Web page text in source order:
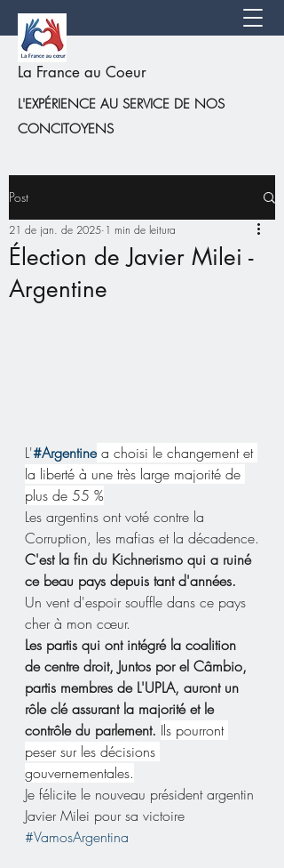
La France au Coeur
L'EXPÉRIENCE AU SERVICE DE NOS
CONCITOYENS
Post
Élection de Javier Milei -
Argentine
21 de jan. de 2025 1 min de leitura
L'#Argentine a choisi le changement et
la liberté à une très large majorité de
plus de 55 %
Les argentins ont voté contre la
Corruption, les mafias et la décadence.
C'est la fin du Kichnerismo qui a ruiné
ce beau pays depuis tant d'années.
Un vent d'espoir souffle dans ce pays
cher à mon cœur.
Les partis qui ont intégré la coalition
de centre droit, Juntos por el Câmbio,
partis membres de L'UPLA, auront un
rôle clé assurant la majorité et le
contrôle du parlement. Ils pourront
peser sur les décisions
gouvernementales.
Je félicite le nouveau président argentin
Javier Milei pour sa victoire
#VamosArgentina